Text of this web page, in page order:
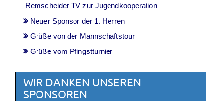
Remscheider TV zur Jugendkooperation
Neuer Sponsor der 1. Herren
Grüße von der Mannschaftstour
Grüße vom Pfingstturnier
WIR DANKEN UNSEREN
SPONSOREN